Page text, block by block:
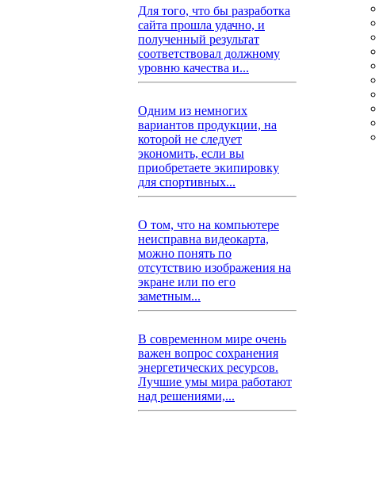
Для того, что бы разработка
сайта прошла удачно, и
полученный результат
соответствовал должному
уровню качества и...
Одним из немногих
вариантов продукции, на
которой не следует
экономить, если вы
приобретаете экипировку
для спортивных...
О том, что на компьютере
неисправна видеокарта,
можно понять по
отсутствию изображения на
экране или по его
заметным...
В современном мире очень
важен вопрос сохранения
энергетических ресурсов.
Лучшие умы мира работают
над решениями,...